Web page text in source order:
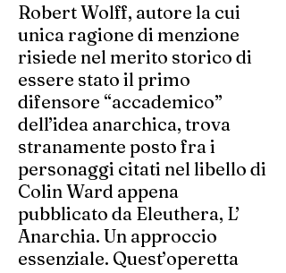
Robert Wolff, autore la cui
unica ragione di menzione
risiede nel merito storico di
essere stato il primo
difensore “accademico”
dell’idea anarchica, trova
stranamente posto fra i
personaggi citati nel libello di
Colin Ward appena
pubblicato da Eleuthera, L’
Anarchia. Un approccio
essenziale. Quest’operetta